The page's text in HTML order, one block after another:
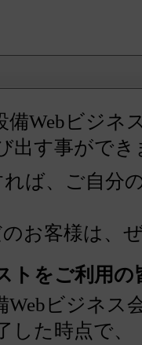
Webビジネ
出す事ができ
ば、ご自分
お客様は、
トをご利用の
Webビジネス
した時点で、